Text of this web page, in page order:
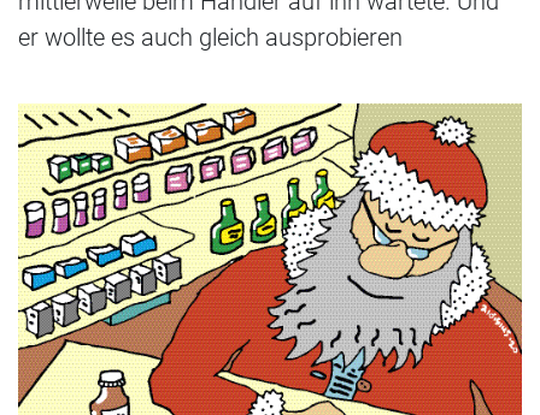
er wollte es auch gleich ausprobieren